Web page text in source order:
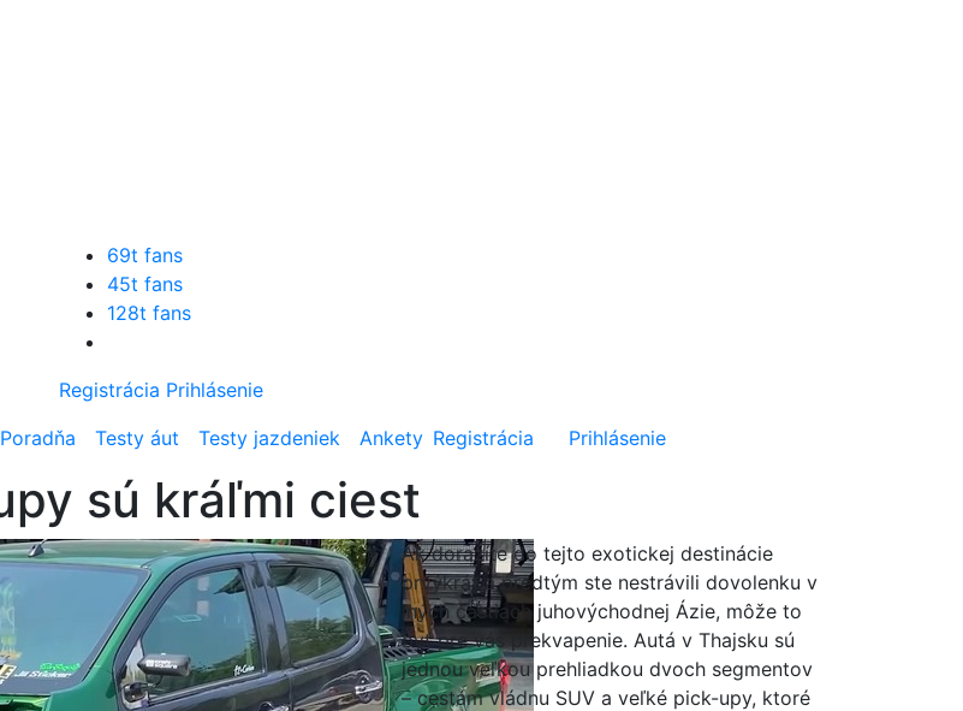
69t fans
45t fans
128t fans
Registrácia Prihlásenie
Poradňa Testy áut Testy jazdeniek Ankety Registrácia Prihlásenie
sú kráľmi ciest
Ak dorazíte do tejto exotickej destinácie
prvýkrát a predtým ste nestrávili dovolenku v
iných častiach juhovýchodnej Ázie, môže to
byť pre vás prekvapenie. Autá v Thajsku sú
jednou veľkou prehliadkou dvoch segmentov
– cestám vládnu SUV a veľké pick-upy, ktoré